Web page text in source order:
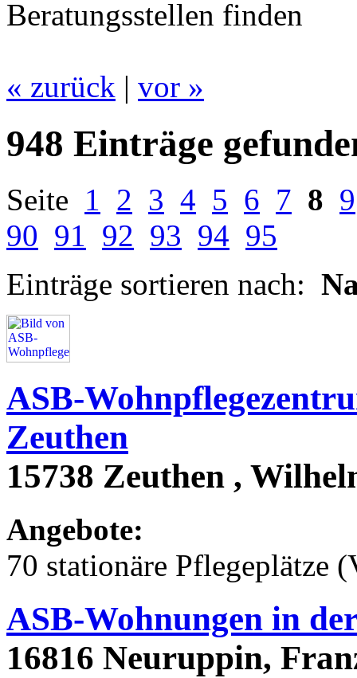
Beratungsstellen finden
« zurück | vor »
948 Einträge
Seite 1 2 3 4 5 6 7 8 9
90 91 92 93 94 95
Einträge sortieren nach:
ASB-
Zeuthen
15738 Zeuthen ,
Angebote:
70 stationäre Pflegeplätze
ASB-Wohnungen in
16816 Neuruppin,